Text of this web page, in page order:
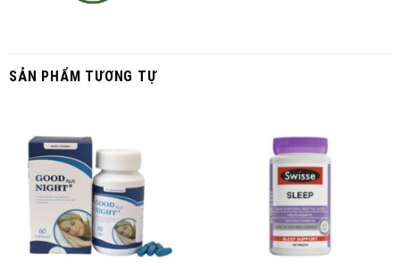
SẢN PHẨM TƯƠNG TỰ